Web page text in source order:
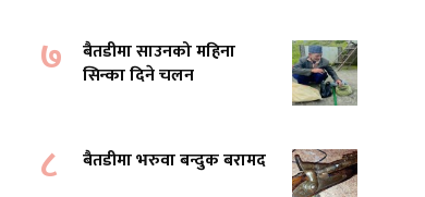
७
बैतडीमा साउनको महिना
सिन्का दिने चलन
८ बैतडीमा भरुवा बन्दुक बरामद